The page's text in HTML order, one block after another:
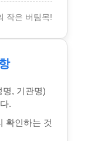
작은 버팀목!
명, 기관명)
.
확인하는 것